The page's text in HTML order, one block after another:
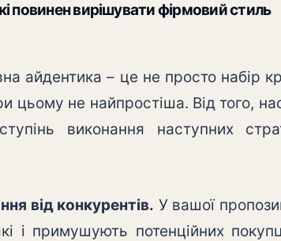
повинен вирішувати фірмовий стиль
айдентика – це не просто набір
цьому не найпростіша. Від того,
виконання наступних
від конкурентів. У вашої
і примушують потенційних